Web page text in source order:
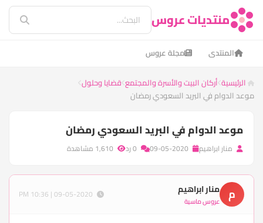
منتديات عروس
المنتدى مجلة عروس
الرئيسية أركان البيت والأسرة والمجتمع قضايا وحلول
موعد الدوام في البريد السعودي رمضان
موعد الدوام في البريد السعودي رمضان
منار ابراهيم
م منار ابراهيم
عروس ماسية